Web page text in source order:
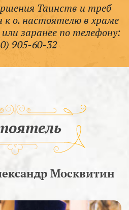
Таинств и треб
о. настоятелю в храме
заранее по телефону:
905-60-32
Москвитин